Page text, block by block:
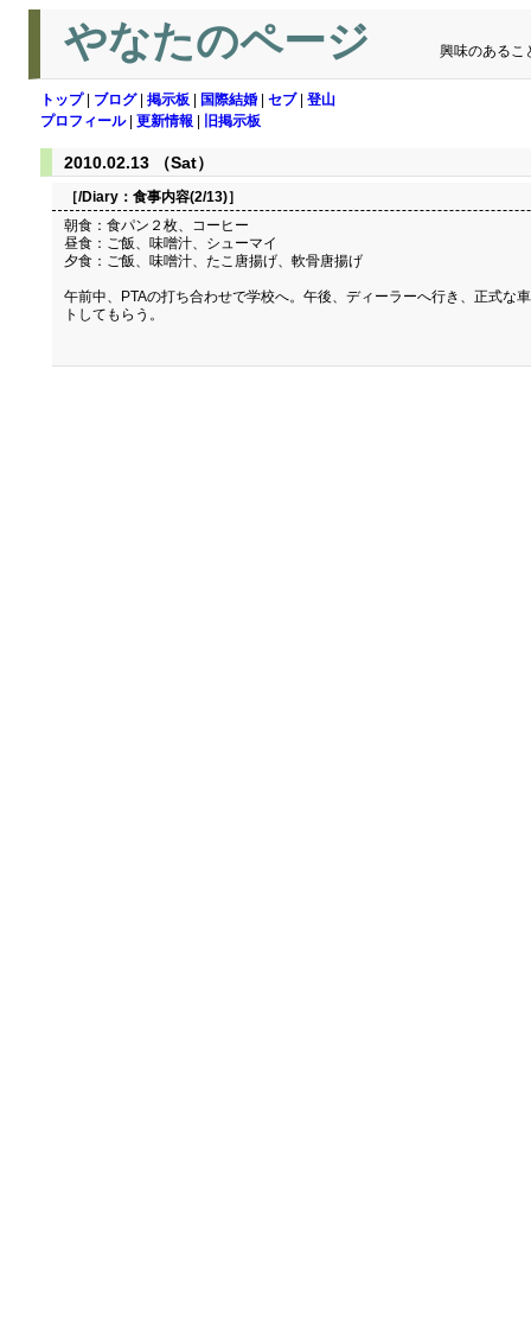
やなたのページ 興味のあるこ
トップ| ブログ| 掲示板 国際結婚 セブ| 登山
プロフィール| 更新情報 旧掲示板
2010.02.13 （Sat）
［/Diary： 食事内容(2/13)］
朝食：食パン２枚、コーヒー
昼食：ご飯、味噌汁、シューマイ
夕食：ご飯、味噌汁、たこ唐揚げ、軟骨唐揚げ
午前中、PTAの打ち合わせで学校へ。午後、ディーラーへ行き、正式な
トしてもらう。